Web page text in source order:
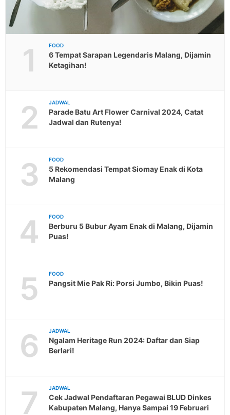
1 FOOD
6 Tempat Sarapan Legendaris Malang, Dijamin
Ketagihan!
2 JADWAL
Parade Batu Art Flower Carnival 2024, Catat
Jadwal dan Rutenya!
3 FOOD
5 Rekomendasi Tempat Siomay Enak di Kota
Malang
4 FOOD
Berburu 5 Bubur Ayam Enak di Malang, Dijamin
Puas!
5 FOOD
Pangsit Mie Pak Ri: Porsi Jumbo, Bikin Puas!
6 JADWAL
Ngalam Heritage Run 2024: Daftar dan Siap
Berlari!
7 JADWAL
Cek Jadwal Pendaftaran Pegawai BLUD Dinkes
Kabupaten Malang, Hanya Sampai 19 Februari